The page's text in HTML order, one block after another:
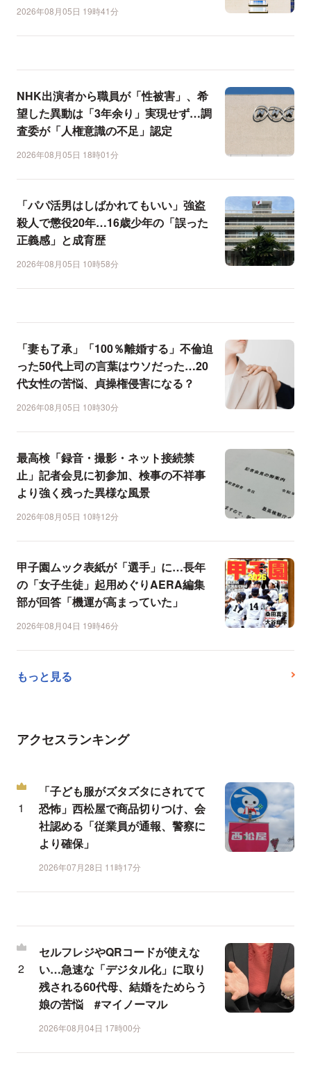
2026年08月05日 19時41分
NHK出演者から職員が「性被害」、希
望した異動は「3年余り」実現せず…調
査委が「人権意識の不足」認定
2026年08月05日 18時01分
「パパ活男はしばかれてもいい」強盗
殺人で懲役20年…16歳少年の「誤った
正義感」と成育歴
2026年08月05日 10時58分
「妻も了承」「100％離婚する」不倫迫
った50代上司の言葉はウソだった…20
代女性の苦悩、貞操権侵害になる？
2026年08月05日 10時30分
最高検「録音・撮影・ネット接続禁
止」記者会見に初参加、検事の不祥事
より強く残った異様な風景
2026年08月05日 10時12分
甲子園ムック表紙が「選手」に…長年
の「女子生徒」起用めぐりAERA編集
部が回答「機運が高まっていた」
2026年08月04日 19時46分
もっと見る
アクセスランキング
「子ども服がズタズタにされてて
恐怖」西松屋で商品切りつけ、会
社認める「従業員が通報、警察に
より確保」
2026年07月28日 11時17分
セルフレジやQRコードが使えな
い…急速な「デジタル化」に取り
残される60代母、結婚をためらう
娘の苦悩 #マイノーマル
2026年08月04日 17時00分